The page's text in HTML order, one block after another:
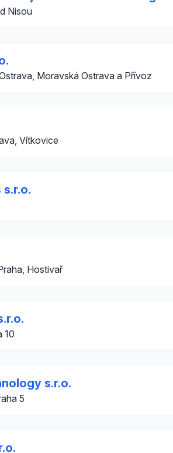
Nisou
Moravská Ostrava a Přívoz
Vítkovice
Hostivař
10
s.r.o.
5